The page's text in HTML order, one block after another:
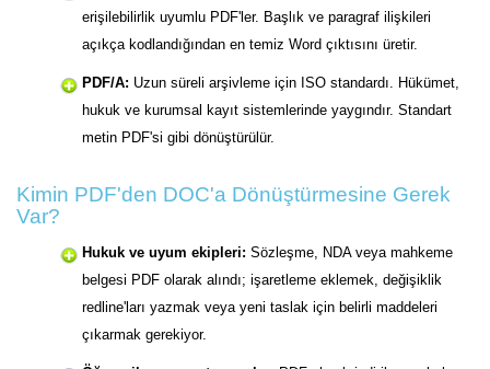
erişilebilirlik uyumlu PDF'ler. Başlık ve paragraf ilişkileri
açıkça kodlandığından en temiz Word çıktısını üretir.
PDF/A: Uzun süreli arşivleme için ISO standardı. Hükümet,
hukuk ve kurumsal kayıt sistemlerinde yaygındır. Standart
metin PDF'si gibi dönüştürülür.
Kimin PDF'den DOC'a Dönüştürmesine Gerek
Var?
Hukuk ve uyum ekipleri: Sözleşme, NDA veya mahkeme
belgesi PDF olarak alındı; işaretleme eklemek, değişiklik
redline'ları yazmak veya yeni taslak için belirli maddeleri
çıkarmak gerekiyor.